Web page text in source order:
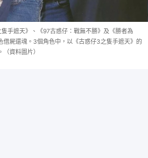
手遮天》、《97古惑仔：戰無不勝》及《勝者為
借屍還魂。3個角色中，以《古惑仔3之隻手遮天》的
（資料圖片）